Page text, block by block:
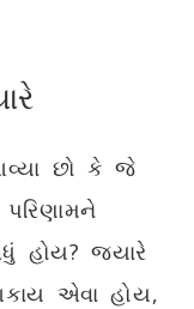
છો કે જે
હોય? જ્યારે
એવા હોય,